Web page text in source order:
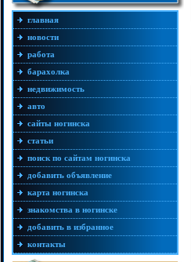
главная
новости
работа
барахолка
недвижимость
авто
сайты ногинска
статьи
поиск по сайтам ногинска
добавить объявление
карта ногинска
знакомства в ногинске
добавить в избранное
контакты